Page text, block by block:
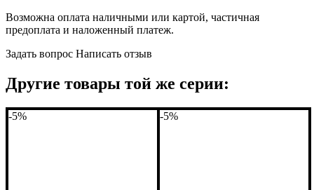
Возможна оплата наличными или картой, частичная
предоплата и наложенный платеж.
Задать вопрос Написать отзыв
Другие товары той же серии:
-5% -5%